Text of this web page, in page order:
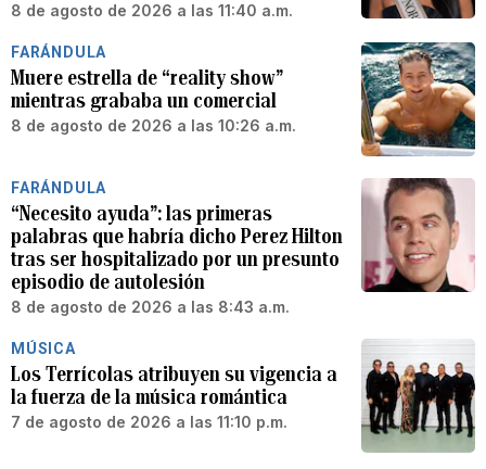
8 de agosto de 2026 a las 11:40 a.m.
FARÁNDULA
Muere estrella de “reality show”
mientras grababa un comercial
8 de agosto de 2026 a las 10:26 a.m.
FARÁNDULA
“Necesito ayuda”: las primeras
palabras que habría dicho Perez Hilton
tras ser hospitalizado por un presunto
episodio de autolesión
8 de agosto de 2026 a las 8:43 a.m.
MÚSICA
Los Terrícolas atribuyen su vigencia a
la fuerza de la música romántica
7 de agosto de 2026 a las 11:10 p.m.